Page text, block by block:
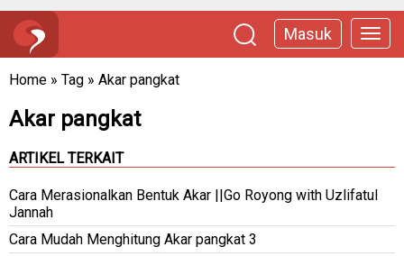
Masuk
Home » Tag » Akar pangkat
Akar pangkat
ARTIKEL TERKAIT
Cara Merasionalkan Bentuk Akar ||Go Royong with Uzlifatul
Jannah
Cara Mudah Menghitung Akar pangkat 3